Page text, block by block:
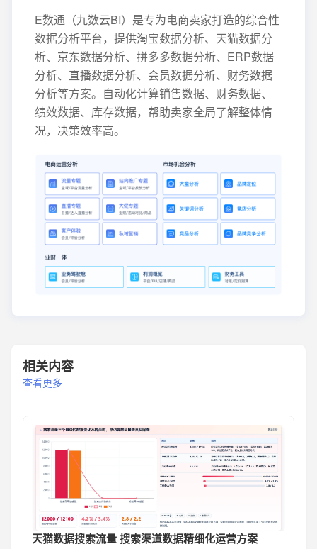
E数通（九数云BI）是专为电商卖家打造的综合性
数据分析平台，提供淘宝数据分析、天猫数据分
析、京东数据分析、拼多多数据分析、ERP数据
分析、直播数据分析、会员数据分析、财务数据
分析等方案。自动化计算销售数据、财务数据、
绩效数据、库存数据，帮助卖家全局了解整体情
况，决策效率高。
相关内容
查看更多
天猫数据搜索流量 搜索渠道数据精细化运营方案